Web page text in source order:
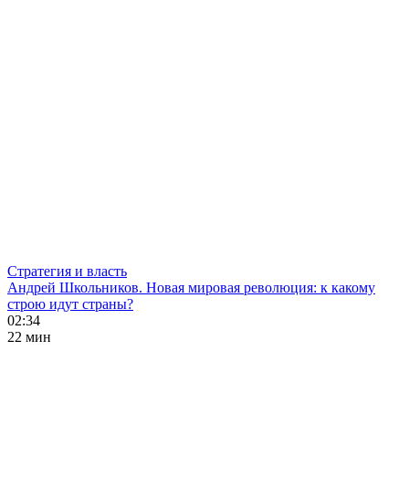
Стратегия и власть
Андрей Школьников. Новая мировая революция: к какому
строю идут страны?
02:34
22 мин